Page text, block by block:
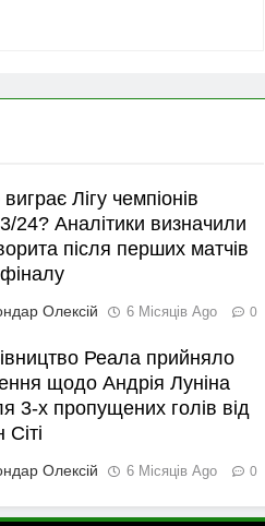
Лігу чемпіонів
24? Аналітики визначили
після перших матчів
Олексій 6 Місяців Ago 0
Реала прийняло
щодо Андрія Луніна
3-х пропущених голів від
Олексій 6 Місяців Ago 0